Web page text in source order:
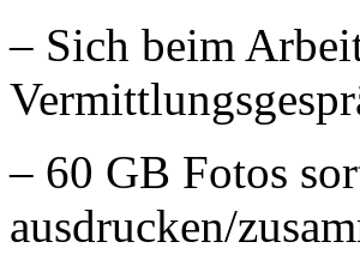
– Sich beim
– 60 GB Fotos
ausdrucken/